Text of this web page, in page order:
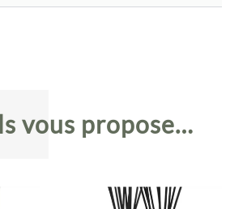
vous propose…